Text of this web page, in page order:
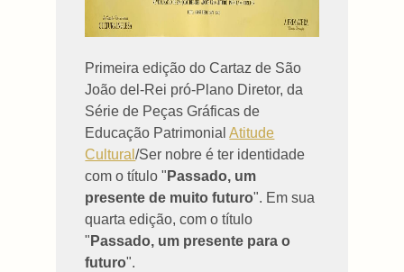
Primeira edição do Cartaz de São
João del-Rei pró-Plano Diretor, da
Série de Peças Gráficas de
Educação PatrimonialAtitude
Cultural/Ser nobre é ter identidade
com o título " Passado, um
presente de muito futuro". Em sua
quarta edição, com o título
" Passado, um presente para o
futuro".